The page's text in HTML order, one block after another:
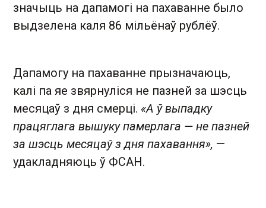
значыць на дапамогі на пахаванне было
выдзелена каля 86 мільёнаў рублёў.
Дапамогу на пахаванне прызначаюць,
калі па яе звярнуліся не пазней за шэсць
месяцаў з дня смерці. «А ў выпадку
працяглага вышуку памерлага — не пазней
за шэсць месяцаў з дня пахавання», —
удакладняюць ў ФСАН.